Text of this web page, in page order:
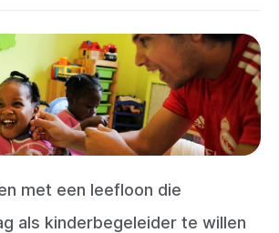
met een leefloon die
als kinderbegeleider te willen